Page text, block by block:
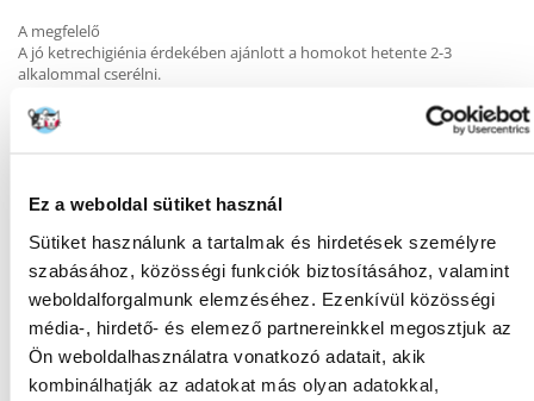
Ez a weboldal sütiket használ
Sütiket használunk a tartalmak és hirdetések személyre
szabásához, közösségi funkciók biztosításához, valamint
weboldalforgalmunk elemzéséhez. Ezenkívül közösségi
média-, hirdető- és elemező partnereinkkel megosztjuk az
Ön weboldalhasználatra vonatkozó adatait, akik
kombinálhatják az adatokat más olyan adatokkal,
A megfelelő
A jó ketrechigiénia érdekében ajánlott a homokot hetente 2-3
alkalommal cserélni.
Gyakori Kérdések (GYIK)
Tulajdonságok